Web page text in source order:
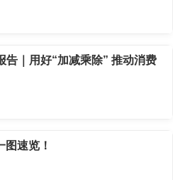
告｜用好“加减乘除” 推动消费
速览！